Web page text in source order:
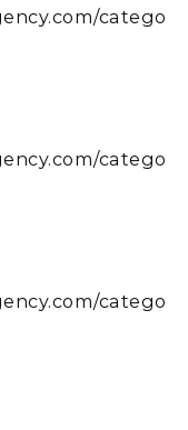
catego
catego
catego